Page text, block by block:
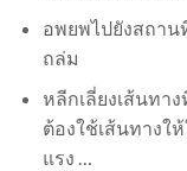
อพยพไปยังสถา
ถล่ม
หลีกเลี่ยงเส้นทา
ต้องใช้เส้นทางใ
แรง …